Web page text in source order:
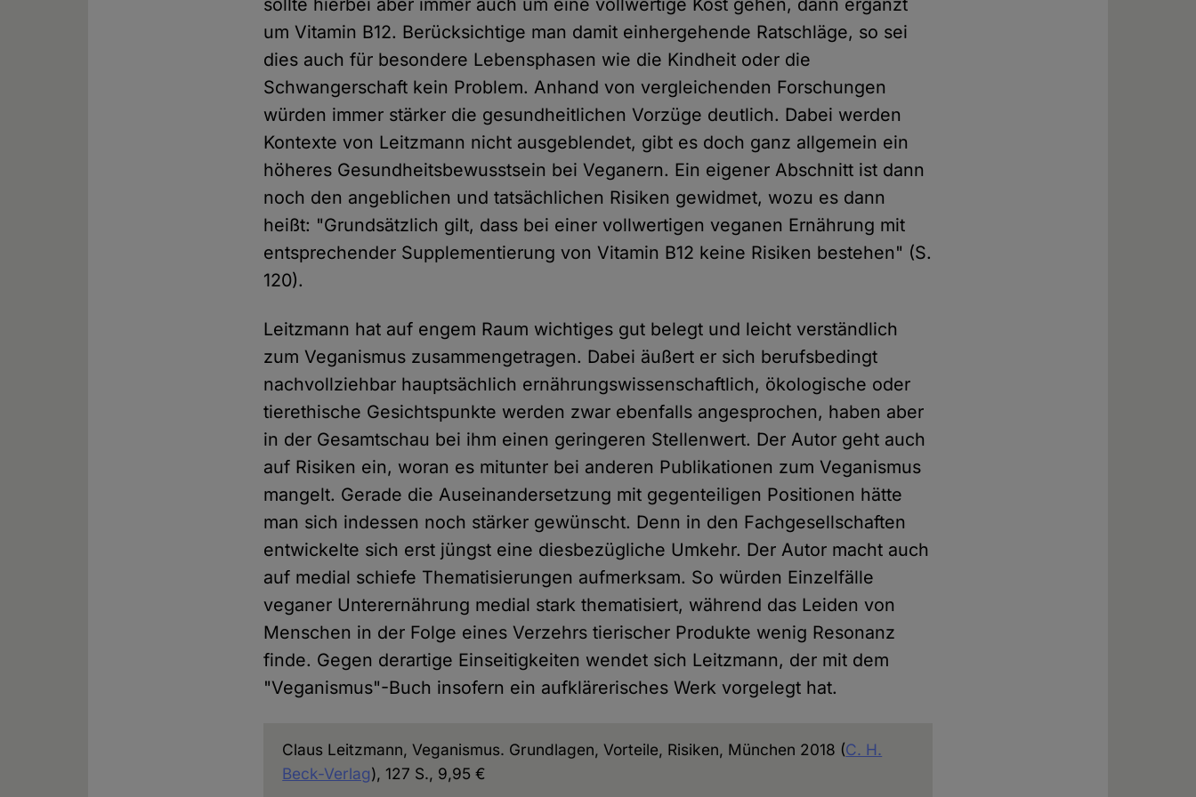
sollte hierbei aber immer auch um eine vollwertige Kost gehen, dann ergänzt
um Vitamin B12. Berücksichtige man damit einhergehende Ratschläge, so sei
dies auch für besondere Lebensphasen wie die Kindheit oder die
Schwangerschaft kein Problem. Anhand von vergleichenden Forschungen
würden immer stärker die gesundheitlichen Vorzüge deutlich. Dabei werden
Kontexte von Leitzmann nicht ausgeblendet, gibt es doch ganz allgemein ein
höheres Gesundheitsbewusstsein bei Veganern. Ein eigener Abschnitt ist dann
noch den angeblichen und tatsächlichen Risiken gewidmet, wozu es dann
heißt: "Grundsätzlich gilt, dass bei einer vollwertigen veganen Ernährung mit
entsprechender Supplementierung von Vitamin B12 keine Risiken bestehen" (S.
120).
Leitzmann hat auf engem Raum wichtiges gut belegt und leicht verständlich
zum Veganismus zusammengetragen. Dabei äußert er sich berufsbedingt
nachvollziehbar hauptsächlich ernährungswissenschaftlich, ökologische oder
tierethische Gesichtspunkte werden zwar ebenfalls angesprochen, haben aber
in der Gesamtschau bei ihm einen geringeren Stellenwert. Der Autor geht auch
auf Risiken ein, woran es mitunter bei anderen Publikationen zum Veganismus
mangelt. Gerade die Auseinandersetzung mit gegenteiligen Positionen hätte
man sich indessen noch stärker gewünscht. Denn in den Fachgesellschaften
entwickelte sich erst jüngst eine diesbezügliche Umkehr. Der Autor macht auch
auf medial schiefe Thematisierungen aufmerksam. So würden Einzelfälle
veganer Unterernährung medial stark thematisiert, während das Leiden von
Menschen in der Folge eines Verzehrs tierischer Produkte wenig Resonanz
finde. Gegen derartige Einseitigkeiten wendet sich Leitzmann, der mit dem
"Veganismus"-Buch insofern ein aufklärerisches Werk vorgelegt hat.
Claus Leitzmann, Veganismus. Grundlagen, Vorteile, Risiken, München 2018 (C. H.
Beck-Verlag), 127 S., 9,95 €